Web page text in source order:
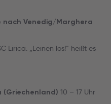
nach Venedig/Marghera
Lirica. „Leinen los!“ heißt es
(Griechenland) 10 – 17 Uhr